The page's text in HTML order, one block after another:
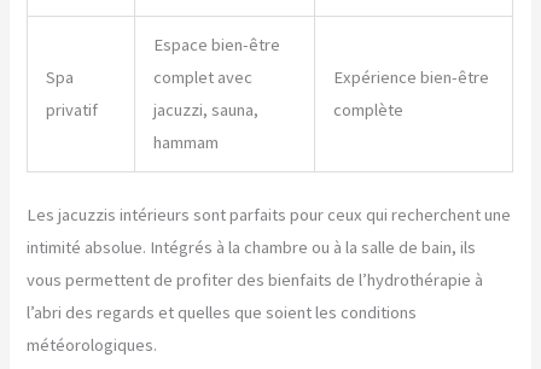
Spa
privatif
Espace bien-être
complet avec
jacuzzi, sauna,
hammam
Expérience bien-être
complète
Les jacuzzis intérieurs sont parfaits pour ceux qui recherchent une
intimité absolue. Intégrés à la chambre ou à la salle de bain, ils
vous permettent de profiter des bienfaits de l’hydrothérapie à
l’abri des regards et quelles que soient les conditions
météorologiques.